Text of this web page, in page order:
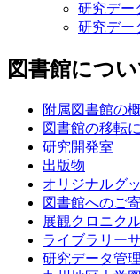
研究デー
研究デー
図書館につ
附属図書館の
図書館の移転
研究開発室
出版物
オリジナルグ
図書館へのご
展観クロニク
ライブラリー
研究データ管